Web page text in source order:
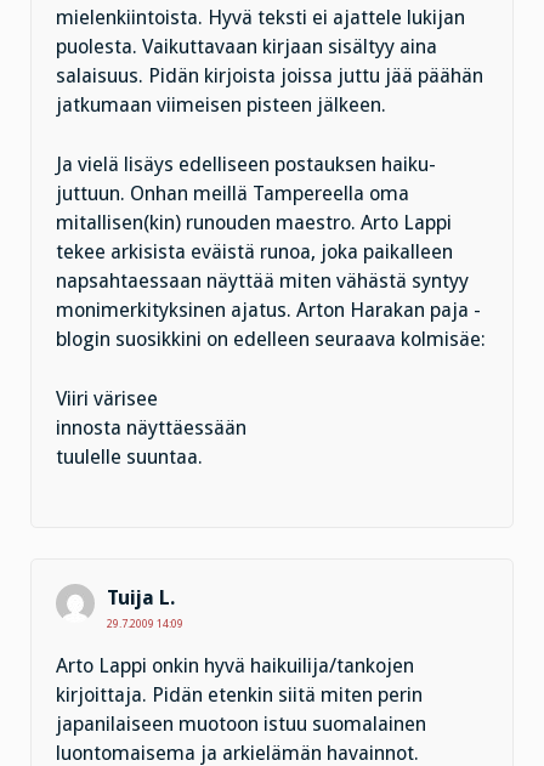
mielenkiintoista. Hyvä teksti ei ajattele lukijan
puolesta. Vaikuttavaan kirjaan sisältyy aina
salaisuus. Pidän kirjoista joissa juttu jää päähän
jatkumaan viimeisen pisteen jälkeen.
Ja vielä lisäys edelliseen postauksen haiku-
juttuun. Onhan meillä Tampereella oma
mitallisen(kin) runouden maestro. Arto Lappi
tekee arkisista eväistä runoa, joka paikalleen
napsahtaessaan näyttää miten vähästä syntyy
monimerkityksinen ajatus. Arton Harakan paja -
blogin suosikkini on edelleen seuraava kolmisäe:
Viiri värisee
innosta näyttäessään
tuulelle suuntaa.
Tuija L.
29.7.2009 14:09
Arto Lappi onkin hyvä haikuilija/tankojen
kirjoittaja. Pidän etenkin siitä miten perin
japanilaiseen muotoon istuu suomalainen
luontomaisema ja arkielämän havainnot.